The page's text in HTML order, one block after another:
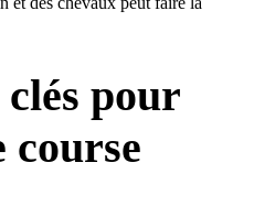
pour
course